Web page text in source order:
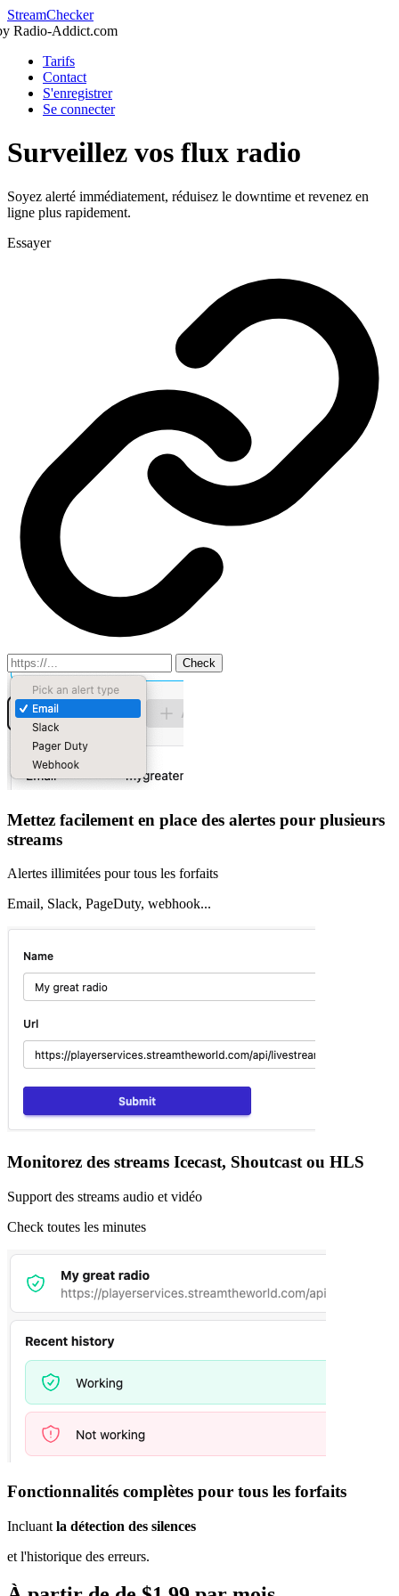
StreamChecker
Radio-Addict.com
Tarifs
Contact
S'enregistrer
Se connecter
Surveillez vos flux radio
Soyez alerté immédiatement, réduisez le downtime et revenez en
ligne plus rapidement.
Essayer
Check
Mettez facilement en place des alertes pour plusieurs
streams
Alertes illimitées pour tous les forfaits
Email, Slack, PageDuty, webhook...
Monitorez des streams Icecast, Shoutcast ou HLS
Support des streams audio et vidéo
Check toutes les minutes
Fonctionnalités complètes pour tous les forfaits
Incluant la détection des silences
et l'historique des erreurs.